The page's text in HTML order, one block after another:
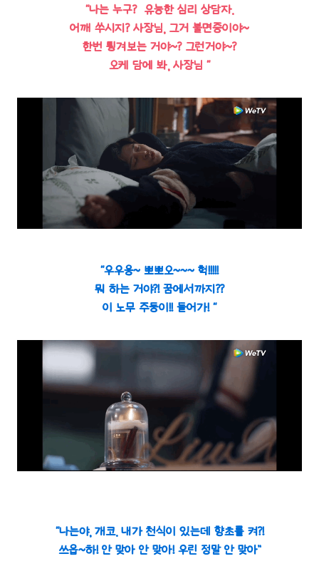
“나는 누구? 유능한 심리 상담자.
어깨 쑤시지? 사장님, 그거 불면증이야~
한번 튕겨보는 거야~? 그런거야~?
오케 담에 봐, 사장님 “
“우우웅~ 뽀뽀오~~~ 헉!!!!!
뭐 하는 거야?! 꿈에서까지??
이 노무 주둥이!! 들어가! “
“나는야, 개코. 내가 천식이 있는데 향초를 켜?!
쓰읍~하! 안 맞아 안 맞아! 우린 정말 안 맞아”